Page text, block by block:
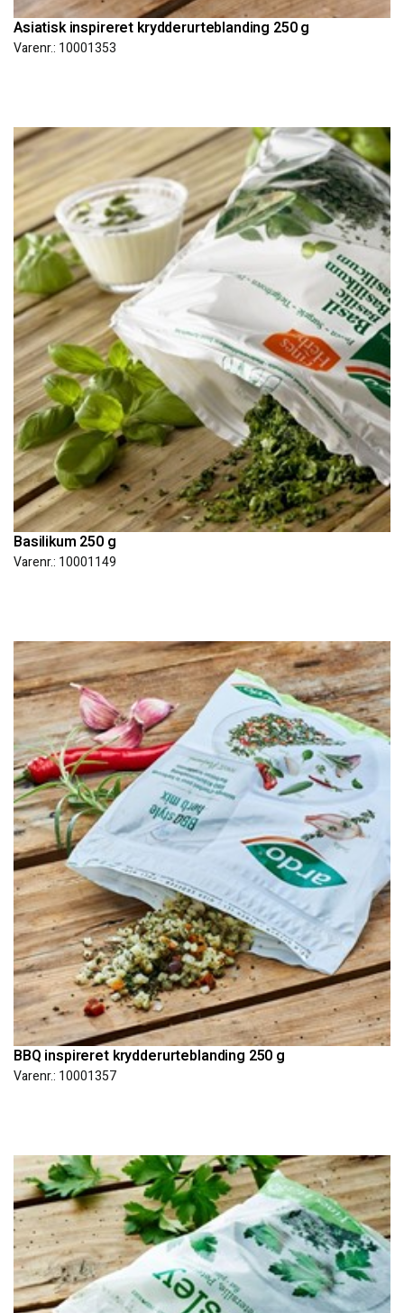
Asiatisk inspireret krydderurteblanding 250 g
Varenr.: 10001353
Basilikum 250 g
Varenr.: 10001149
BBQ inspireret krydderurteblanding 250 g
Varenr.: 10001357